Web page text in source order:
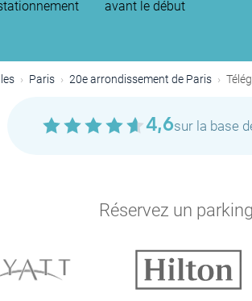
avant le début
Paris 20e arrondissement de Paris
4,6sur la base
Réservez un
P